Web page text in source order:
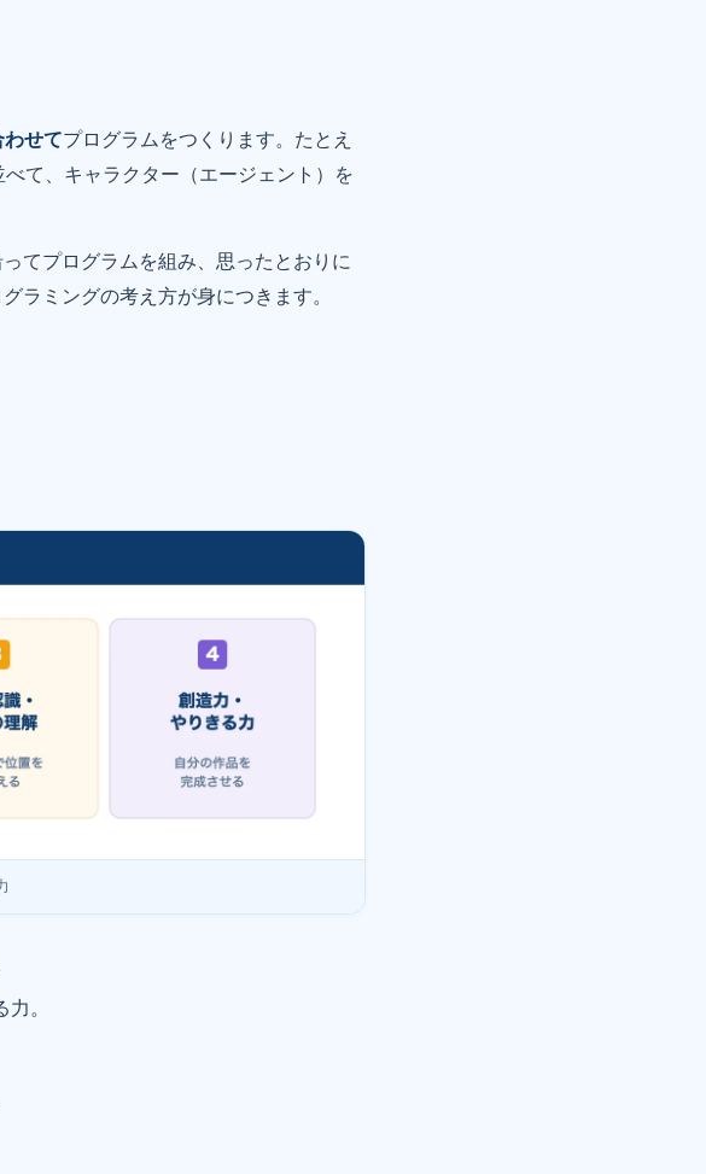
せてプログラムをつくります。たとえ
て、キャラクター（エージェント）を
てプログラムを組み、思ったとおりに
ミングの考え方が身につきます。
。